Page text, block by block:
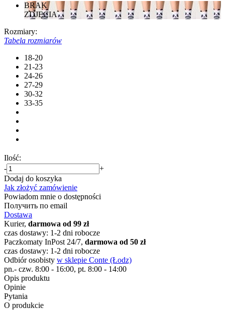
BRAK
ZDJĘCIA
Rozmiary:
Tabela rozmiarów
18-20
21-23
24-26
27-29
30-32
33-35
Ilość:
-
+
Dodaj do koszyka
Jak złożyć zamówienie
Powiadom mnie o dostępności
Получить по email
Dostawa
Kurier, darmowa od 99 zł
czas dostawy: 1-2 dni robocze
Paczkomaty InPost 24/7, darmowa od 50 zł
czas dostawy: 1-2 dni robocze
Odbiór osobisty w sklepie Conte (Łodz)
pn.- czw. 8:00 - 16:00, pt. 8:00 - 14:00
Opis produktu
Opinie
Pytania
O produkcie